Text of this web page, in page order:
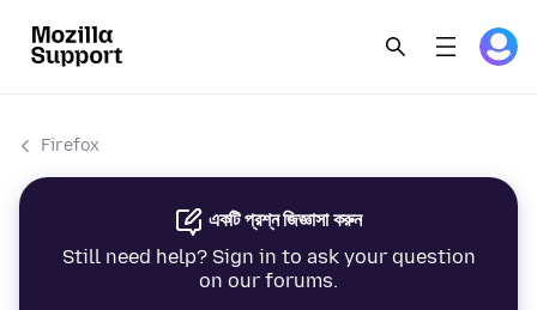
Firefox
একটি প্রশ্ন জিজ্ঞাসা করুন
Still need help? Sign in to ask your question
on our forums.